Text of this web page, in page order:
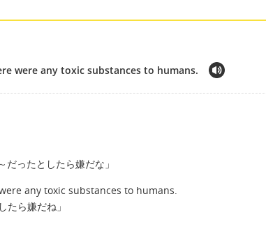
were any toxic substances to humans.
ったとしたら嫌だな」
any toxic substances to humans.
たら嫌だね」